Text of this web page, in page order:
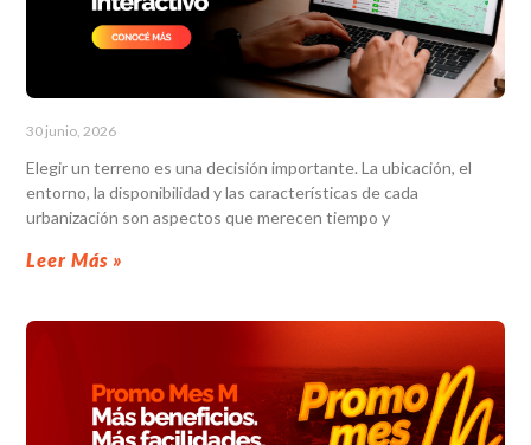
30 junio, 2026
Elegir un terreno es una decisión importante. La ubicación, el
entorno, la disponibilidad y las características de cada
urbanización son aspectos que merecen tiempo y
Leer Más »